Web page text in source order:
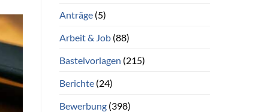
Anträge(5)
Arbeit & Job(88)
Bastelvorlagen (215)
Berichte(24)
Bewerbung(398)